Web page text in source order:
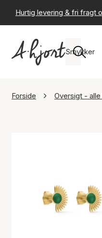
Hurtig levering & fri fragt
Smykker
Forside Oversigt -